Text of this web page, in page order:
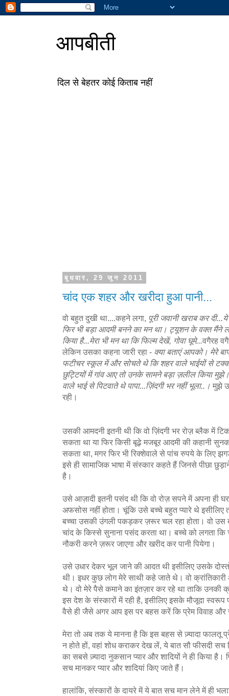
आपबीती
दिल से बेहतर कोई किताब नहीं
बुधवार, 29 जून 2011
चांद एक शहर और खरीदा हुआ पानी...
वो बहुत दुखी था....कहने लगा, पूरी जवानी खराब कर
फिर भी बड़ा आदमी बनने का मन था। ट्यूशन के वक्त मैंने
किया है...मेरा भी मन था कि फिल्म देखें, गोवा घूमे...वगैरह
लेकिन उसका कहना जारी रहा - क्या बताएं आपको। मेरे
फटीचर स्कूल में और सोचते थे कि शहर वाले भाईयों से
छुट्टियों में गांव आए तो उनके सामने बड़ा ज़लील किया
वाले भाई से पिटवाते थे पापा...ज़िंदगी भर नहीं भूला..। मुझे
रही।
उसकी आमदनी इतनी थी कि वो ज़िंदगी भर रोज़ ब्लैक में
सकता था या फिर किसी बूढ़े मजबूर आदमी की कहानी
सकता था, मगर फिर भी रिक्शेवाले से पांच रुपये के लिए
इसे ही सामाजिक भाषा में संस्कार कहते हैं जिनसे पीछा
है।
उसे आज़ादी इतनी पसंद थी कि वो रोज़ सपने में अपना ही
अफसोस नहीं होता। चूंकि उसे बच्चे बहुत प्यारे थे इसीलिए
बच्चा उसकी उंगली पकड़कर ज़रूर चल रहा होता। वो
चांद के किस्से सुनाना पसंद करता था। बच्चे को लगता कि
नौकरी करने ज़रूर जाएगा और खरीद कर पानी पियेगा।
उसे उधार देकर भूल जाने की आदत थी इसीलिए उसके
थी। इधर कुछ लोग मेरे साथी कहे जाते थे। वो
थे। वो मेरे पैसे कमाने का इंतज़ार कर रहे था ताकि उनकी
इस देश के संस्कारों में रही है, इसीलिए इसके मौजूदा स्वरूप
वैसे ही जैसे अगर आप इस पर बहस करें कि प्रेम विवाह और
मेरा तो अब तक ये मानना है कि इस बहस से ज़्यादा फालतू
न होते हों, वहां शोध कराकर देख लें, ये बात सौ फीसदी सच
का सबसे ज़्यादा नुकसान प्यार और शादियों ने ही किया
सच मानकर प्यार और शादियां किए जाते हैं।
हालांकि, संस्कारों के दायरे में ये बात सच मान लेने में ही